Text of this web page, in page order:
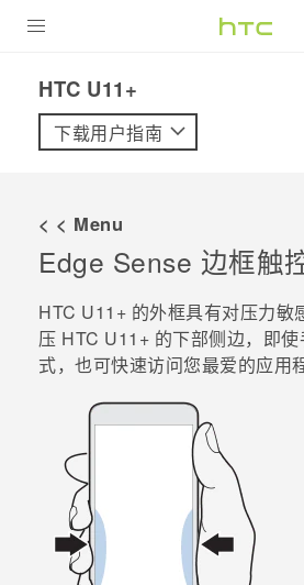
VIVE
支持帮助
在线客服
HTC U11+‎
下载用户指南
< < Menu
Edge Sense 边框触
HTC U11+ 的外框具有对压力敏
压 HTC U11+ 的下部侧边，即
式，也可快速访问您最爱的应用